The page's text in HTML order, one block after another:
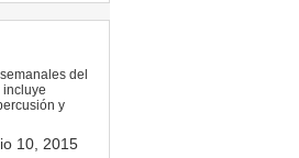
del
y
10, 2015